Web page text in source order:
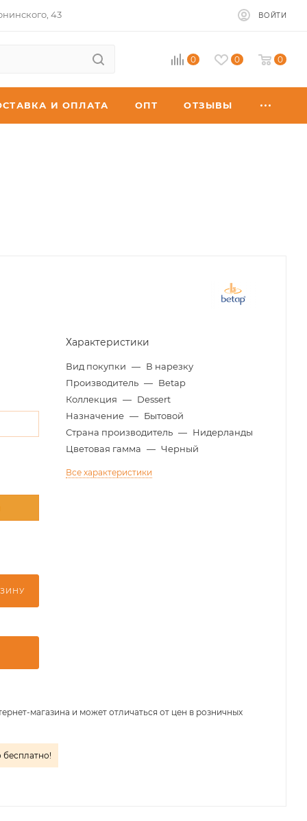
43 ВОЙТИ
0 0 0
И ОПЛАТА ОПТ ОТЗЫВЫ
Характеристики
Вид покупки — В нарезку
Производитель — Betap
Коллекция — Dessert
Назначение — Бытовой
Страна производитель — Нидерланды
Цветовая гамма — Черный
Все характеристики
магазина и может отличаться от цен в розничных
бесплатно!